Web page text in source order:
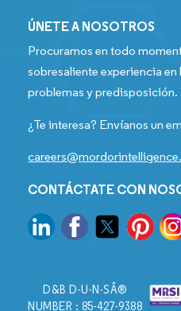
ÚNETE A NOSOTROS
Procuramos en todo
sobresaliente experiencia
problemas y predisposición.
¿Te interesa? Envíanos un
CONTÁCTATE CON
D&B D-U-N-SÂ®
NUMBER : 85-427-9388